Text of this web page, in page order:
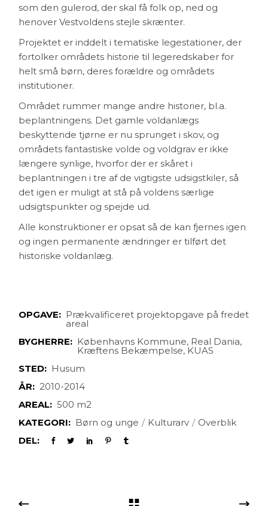
som den gulerod, der skal få folk op, ned og
henover Vestvoldens stejle skrænter.
Projektet er inddelt i tematiske legestationer, der
fortolker områdets historie til legeredskaber for
helt små børn, deres forældre og områdets
institutioner.
Området rummer mange andre historier, bl.a.
beplantningens. Det gamle voldanlægs
beskyttende tjørne er nu sprunget i skov, og
områdets fantastiske volde og voldgrav er ikke
længere synlige, hvorfor der er skåret i
beplantningen i tre af de vigtigste udsigstkiler, så
det igen er muligt at stå på voldens særlige
udsigtspunkter og spejde ud.
Alle konstruktioner er opsat så de kan fjernes igen
og ingen permanente ændringer er tilført det
historiske voldanlæg.
OPGAVE: Prækvalificeret projektopgave på fredet
areal
BYGHERRE: Københavns Kommune, Real Dania,
Kræftens Bekæmpelse, KUAS
STED: Husum
ÅR: 2010-2014
AREAL: 500 m2
KATEGORI: Børn og unge Kulturarv
Overblik
DEL: